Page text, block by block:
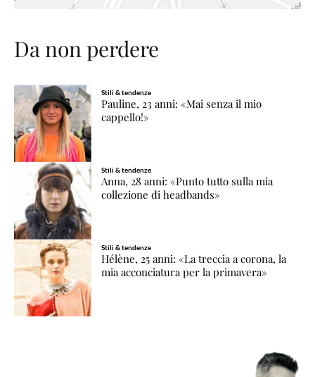
Da non perdere
Stili & tendenze
Pauline, 23 anni: «Mai senza il mio
cappello!»
Stili & tendenze
Anna, 28 anni: «Punto tutto sulla mia
collezione di headbands»
Stili & tendenze
Hélène, 25 anni: «La treccia a corona, la
mia acconciatura per la primavera»